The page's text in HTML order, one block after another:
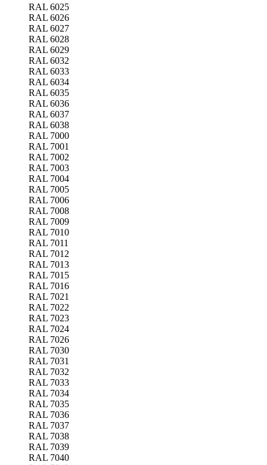
RAL 6025
RAL 6026
RAL 6027
RAL 6028
RAL 6029
RAL 6032
RAL 6033
RAL 6034
RAL 6035
RAL 6036
RAL 6037
RAL 6038
RAL 7000
RAL 7001
RAL 7002
RAL 7003
RAL 7004
RAL 7005
RAL 7006
RAL 7008
RAL 7009
RAL 7010
RAL 7011
RAL 7012
RAL 7013
RAL 7015
RAL 7016
RAL 7021
RAL 7022
RAL 7023
RAL 7024
RAL 7026
RAL 7030
RAL 7031
RAL 7032
RAL 7033
RAL 7034
RAL 7035
RAL 7036
RAL 7037
RAL 7038
RAL 7039
RAL 7040